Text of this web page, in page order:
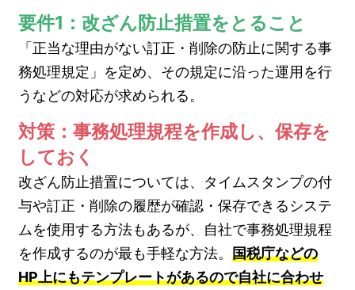
要件1：改ざん防止措置をとること
「正当な理由がない訂正・削除の防止に関する事
務処理規定」を定め、その規定に沿った運用を行
うなどの対応が求められる。
対策：事務処理規程を作成し、保存を
しておく
改ざん防止措置については、タイムスタンプの付
与や訂正・削除の履歴が確認・保存できるシステ
ムを使用する方法もあるが、自社で事務処理規程
を作成するのが最も手軽な方法。国税庁などの
HP上にもテンプレートがあるので自社に合わせ